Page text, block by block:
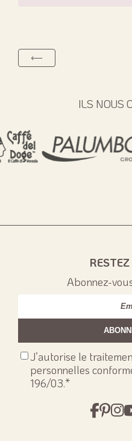
ILS NOUS
Abonnez-
Consenso
privacy*
J’autorise le
personnelles
196/03.*